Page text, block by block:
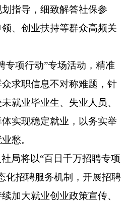
指导，细致解答社保参
、创业扶持等群众高频关
专项行动”专场活动，精准
求职信息不对称难题，针
就业毕业生、失业人员、
实现稳定就业，以务实举
愁。
局将以“百日千万招聘专项
化招聘服务机制，开展招聘
加大就业创业政策宣传、